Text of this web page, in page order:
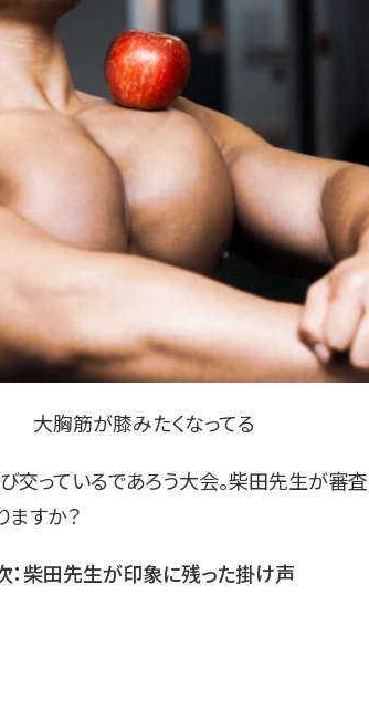
大胸筋が膝みたくなってる
交っているであろう大会。柴田先生が審
ますか？
：柴田先生が印象に残った掛け声